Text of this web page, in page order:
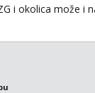
i okolica može i